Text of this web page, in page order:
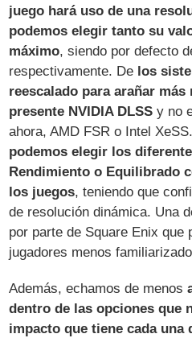
juego hará uso de una
podemos elegir tanto su
máximo, siendo por defecto
respectivamente. De los
reescalado para arañar
presente NVIDIA DLSS y no
ahora, AMD FSR o Intel
podemos elegir los
Rendimiento o Equilibrado
los juegos, teniendo que
de resolución dinámica. Una
por parte de Square Enix que
jugadores menos
Además, echamos de menos
dentro de las opciones que
impacto que tiene cada una